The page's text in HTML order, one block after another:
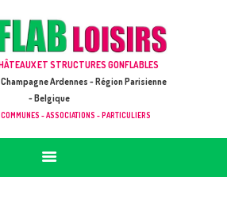
ET STRUCTURES GONFLABLES
Ardennes - Région Parisienne
- Belgique
- ASSOCIATIONS - PARTICULIERS
LOISIRS
& PRESTATIONS
TARIF
(SOUS 24H)